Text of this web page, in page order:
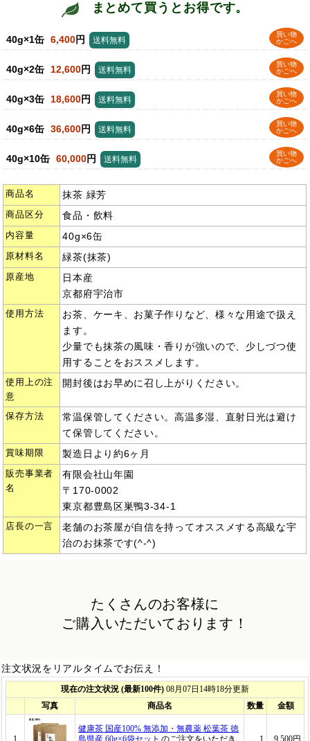
まとめて買うとお得です。
40g×1缶 6,400円
買い物
かごへ
送料無料
40g×2缶 12,600円
買い物
かごへ
送料無料
40g×3缶 18,600円
買い物
かごへ
送料無料
40g×6缶 36,600円
買い物
かごへ
送料無料
40g×10缶 60,000円
買い物
かごへ
送料無料
商品名 抹茶 緑芳
商品区分 食品・飲料
内容量 40g×6缶
原材料名 緑茶(抹茶)
原産地
日本産
京都府宇治市
使用方法
お茶、ケーキ、お菓子作りなど、様々な用途で扱え
ます。
少量でも抹茶の風味・香りが強いので、少しづつ使
用することをおススメします。
使用上の注
意
開封後はお早めに召し上がりください。
保存方法
常温保管してください。高温多湿、直射日光は避け
て保管してください。
賞味期限 製造日より約6ヶ月
販売事業者
名
有限会社山年園
〒170-0002
東京都豊島区巣鴨3-34-1
店長の一言
老舗のお茶屋が自信を持ってオススメする高級な宇
治のお抹茶です(^-^)
たくさんのお客様に
ご購入いただいております！
注文状況をリアルタイムでお伝え！